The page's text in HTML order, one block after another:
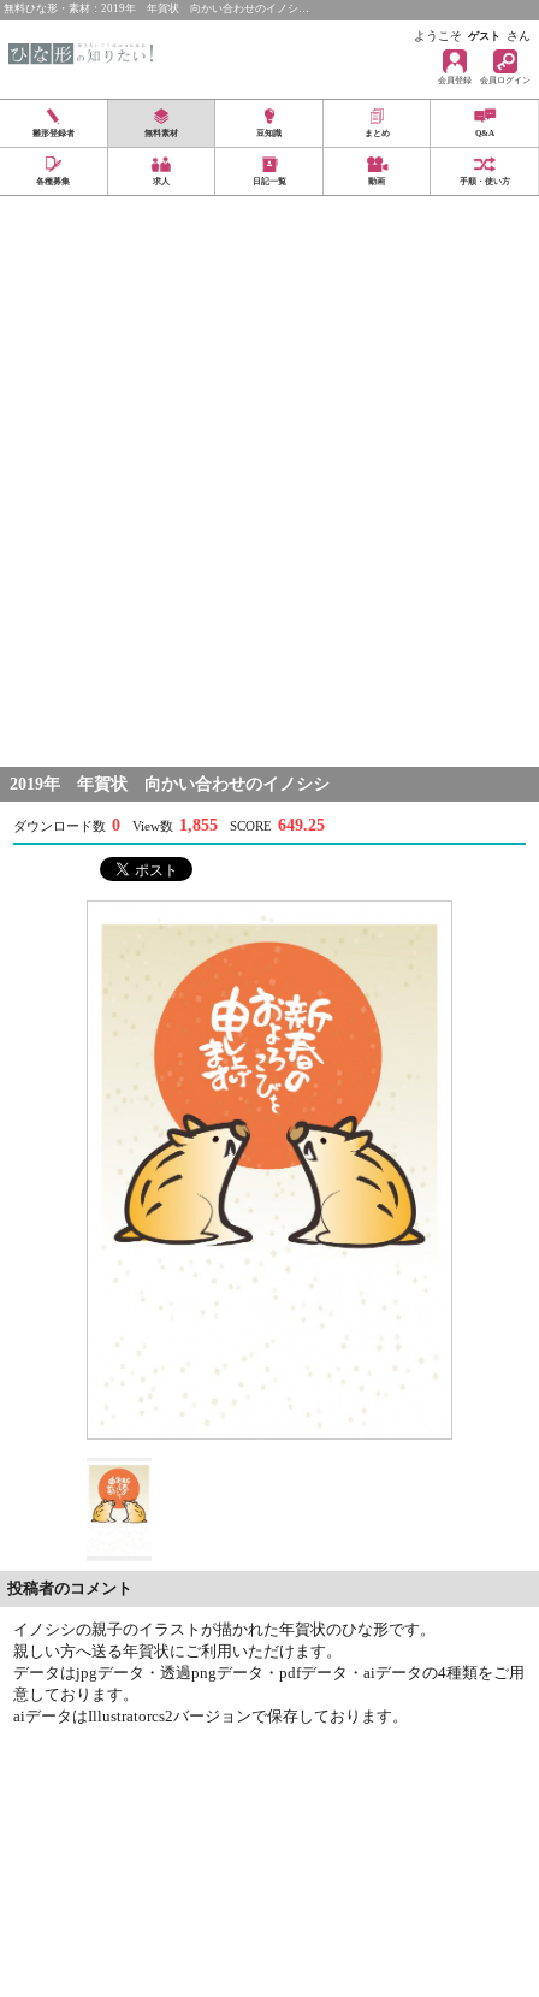
無料ひな形・素材：2019年 年賀状 向かい合わせのイノシ…
ようこそ ゲスト さん
会員登録 会員ログイン
雛形登録者 無料素材 豆知識 まとめ Q&A
各種募集 求人 日記一覧 動画 手順・使い方
2019年 年賀状 向かい合わせのイノシシ
ダウンロード数 0 View数 1,855 SCORE 649.25
投稿者のコメント
イノシシの親子のイラストが描かれた年賀状のひな形です。
親しい方へ送る年賀状にご利用いただけます。
データはjpgデータ・透過pngデータ・pdfデータ・aiデータの4種類をご用
意しております。
aiデータはIllustratorcs2バージョンで保存しております。